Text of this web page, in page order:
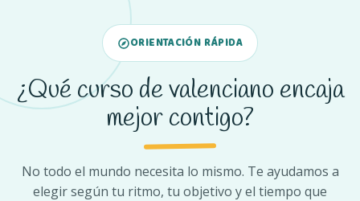
ORIENTACIÓN RÁPIDA
¿Qué curso de valenciano encaja
mejor contigo?
No todo el mundo necesita lo mismo. Te ayudamos a
elegir según tu ritmo, tu objetivo y el tiempo que